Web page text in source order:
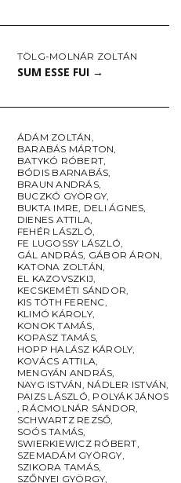
TÖLG-MOLNÁR ZOLTÁN
SUM ESSE FUI →
ÁDÁM ZOLTÁN,
BARABÁS MÁRTON,
BATYKÓ RÓBERT,
BÓDIS BARNABÁS,
BRAUN ANDRÁS,
BUCZKÓ GYÖRGY,
BUKTA IMRE, DELI ÁGNES,
DIENES ATTILA,
FEHÉR LÁSZLÓ,
FE LUGOSSY LÁSZLÓ,
GÁL ANDRÁS, GÁBOR ÁRON,
KATONA ZOLTÁN,
EL KAZOVSZKIJ,
KECSKEMÉTI SÁNDOR,
KIS TÓTH FERENC,
KLIMÓ KÁROLY,
KONOK TAMÁS,
KOPASZ TAMÁS,
HOPP HALÁSZ KÁROLY,
KOVÁCS ATTILA,
MENGYÁN ANDRÁS,
NAYG ISTVÁN, NÁDLER ISTVÁN,
PAIZS LÁSZLÓ, POLYÁK JÁNOS
, RÁCMOLNÁR SÁNDOR,
SCHWARTZ REZSŐ,
SOÓS TAMÁS,
SWIERKIEWICZ RÓBERT,
SZEMADÁM GYÖRGY,
SZIKORA TAMÁS,
SZŐNYEI GYÖRGY,